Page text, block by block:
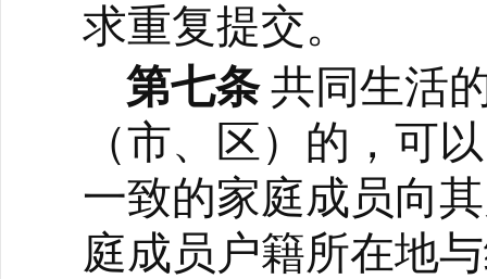
求重复提交。
第七条 共同生活
（市、区）的，可
一致的家庭成员向
庭成员户籍所在地